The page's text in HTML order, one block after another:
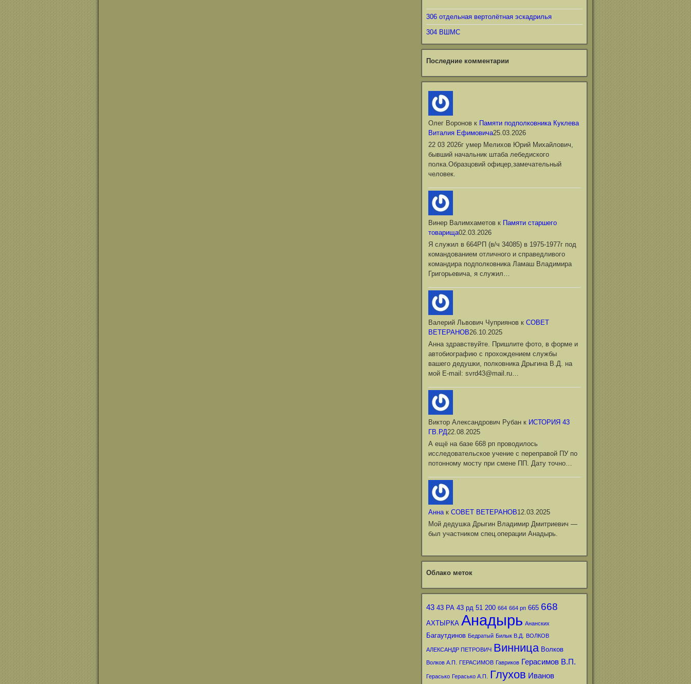
306 отдельная вертолётная эскадрилья
304 ВШМС
Последние комментарии
Олег Вороновк Памяти подполковника Куклева
Виталия Ефимовича25.03.2026
22 03 2026г умер Мелихов Юрий Михайлович,
бывший начальник штаба лебедиского
полка.Образцовий офицер,замечательный
человек.
Винер Валимхаметовк Памяти старшего
товарища02.03.2026
Я служил в 664РП (в/ч 34085) в 1975-1977г под
командованием отличного и справедливого
командира подполковника Ламаш Владимира
Григорьевича, я служил…
Валерий Львович Чуприяновк СОВЕТ
ВЕТЕРАНОВ26.10.2025
Анна здравствуйте. Пришлите фото, в форме и
автобиографию с прохождением службы
вашего дедушки, полковника Дрыгина В.Д. на
мой Е-mail: svrd43@mail.ru…
Виктор Александрович Рубанк ИСТОРИЯ 43
ГВ.РД22.08.2025
А ещё на базе 668 рп проводилось
исследовательское учение с переправой ПУ по
потонному мосту при смене ПП. Дату точно…
Аннак СОВЕТ ВЕТЕРАНОВ12.03.2025
Мой дедушка Дрыгин Владимир Дмитриевич —
был участником спец.операции Анадырь.
Облако меток
43 43 РА 43 рд 51 200 664 664 рп 665 668
АХТЫРКА Анадырь Ананских
Багаутдинов Бедратый Билык В.Д. ВОЛКОВ
АЛЕКСАНДР ПЕТРОВИЧ Винница Волков
Волков А.П. ГЕРАСИМОВ Гавриков Герасимов В.П.
Герасько Герасько А.П. Глухов Иванов